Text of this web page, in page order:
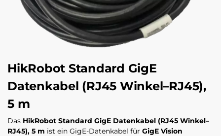
HikRobot Standard GigE
Datenkabel (RJ45 Winkel–RJ45),
5 m
Das HikRobot Standard GigE Datenkabel (RJ45 Winkel–
RJ45), 5 m ist ein GigE-Datenkabel für GigE Vision